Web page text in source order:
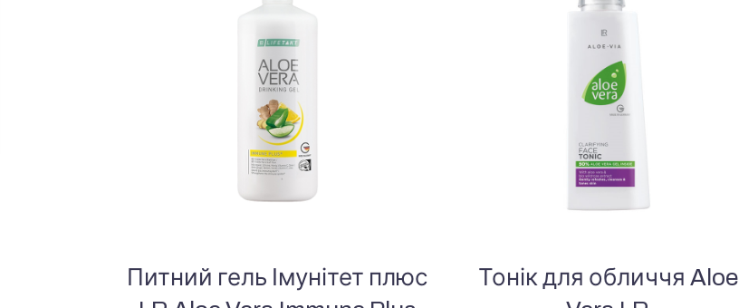
Питний гель Імунітет плюс
Тонік для обличчя Aloe